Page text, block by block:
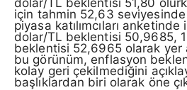
için tahmin 52,63 seviyesinde
piyasa katılımcıları anketinde
dolar/TL beklentisi 50,9685,
beklentisi 52,6965 olarak yer
bu görünüm, enflasyon
kolay geri çekilmediğini
başlıklardan biri olarak öne